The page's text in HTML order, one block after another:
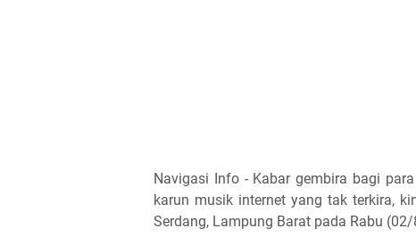
Navigasi Info - Kabar gembira bagi
karun musik internet yang tak terkira,
Serdang, Lampung Barat pada Rabu